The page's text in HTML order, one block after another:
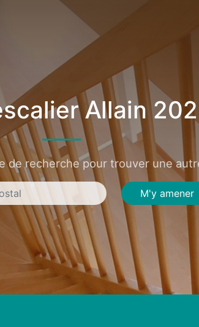
Allain
de recherche pour trouver une
M'y amener